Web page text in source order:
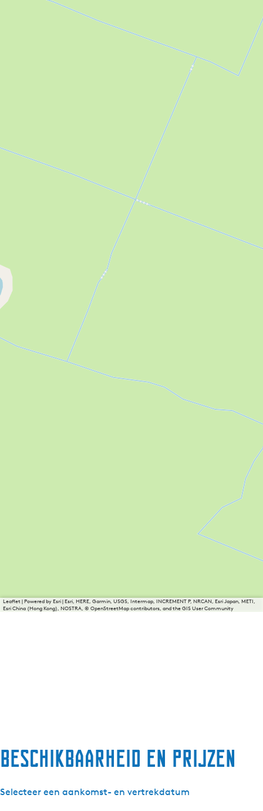
Leaflet|Powered by Esri | Esri, HERE, Garmin, USGS, Intermap, INCREMENT P, NRCAN, Esri Japan, METI,
Esri China (Hong Kong), NOSTRA, © OpenStreetMap contributors, and the GIS User Community
Beschikbaarheid en prijzen
Selecteer een aankomst- en vertrekdatum